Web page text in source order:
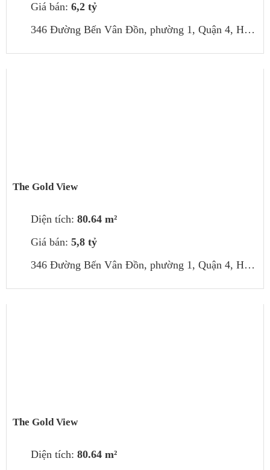
Giá bán: 6,2 tỷ
346 Đường Bến Vân Đồn, phường 1, Quận 4, Hồ Chí Minh, Việt Nam
The Gold View
Diện tích: 80.64 m²
Giá bán: 5,8 tỷ
346 Đường Bến Vân Đồn, phường 1, Quận 4, Hồ Chí Minh, Việt Nam
The Gold View
Diện tích: 80.64 m²